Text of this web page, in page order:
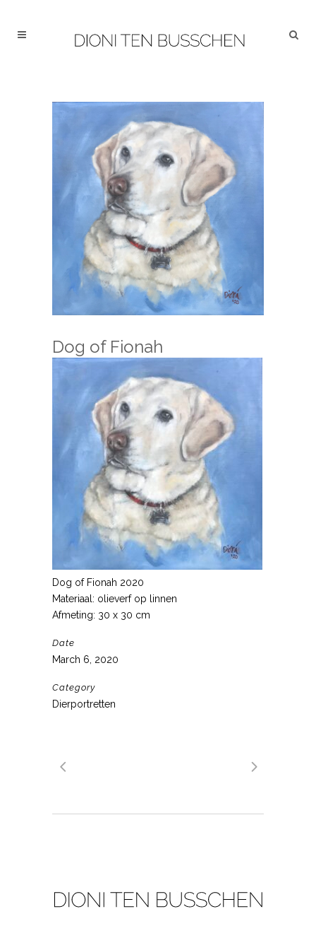
Dog of Fionah
Dog of Fionah 2020
Materiaal: olieverf op linnen
Afmeting: 30 x 30 cm
Date
March 6, 2020
Category
Dierportretten